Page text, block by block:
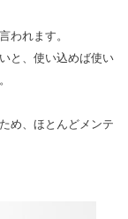
われます。
と、使い込めば使い
め、ほとんどメンテ